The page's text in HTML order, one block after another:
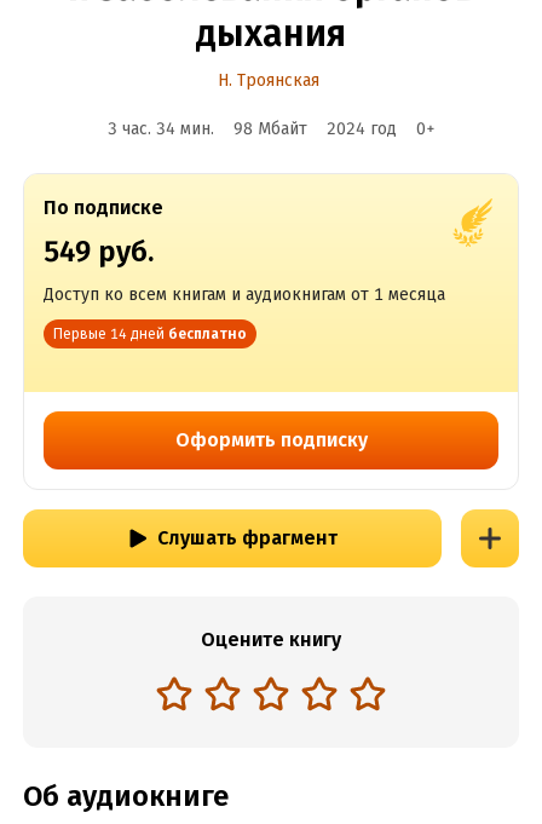
дыхания
Н. Троянская
3 час. 34 мин. 98 Мбайт 2024 год 0+
По подписке
549 руб.
Доступ ко всем книгам и аудиокнигам от 1 месяца
Первые 14 дней бесплатно
Оформить подписку
Слушать фрагмент
Оцените книгу
Об аудиокниге